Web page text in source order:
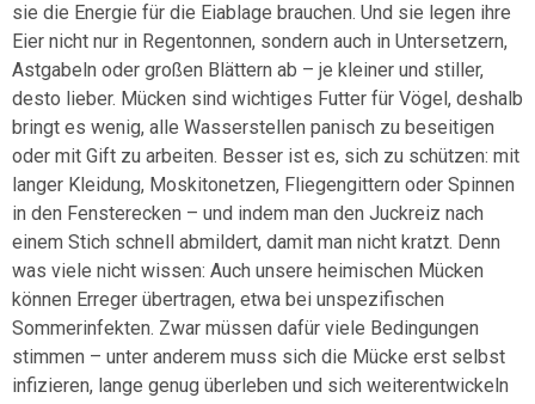
sie die Energie für die Eiablage brauchen. Und sie legen ihre
Eier nicht nur in Regentonnen, sondern auch in Untersetzern,
Astgabeln oder großen Blättern ab – je kleiner und stiller,
desto lieber. Mücken sind wichtiges Futter für Vögel, deshalb
bringt es wenig, alle Wasserstellen panisch zu beseitigen
oder mit Gift zu arbeiten. Besser ist es, sich zu schützen: mit
langer Kleidung, Moskitonetzen, Fliegengittern oder Spinnen
in den Fensterecken – und indem man den Juckreiz nach
einem Stich schnell abmildert, damit man nicht kratzt. Denn
was viele nicht wissen: Auch unsere heimischen Mücken
können Erreger übertragen, etwa bei unspezifischen
Sommerinfekten. Zwar müssen dafür viele Bedingungen
stimmen – unter anderem muss sich die Mücke erst selbst
infizieren, lange genug überleben und sich weiterentwickeln